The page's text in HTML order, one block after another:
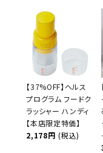
【37%OFF】ヘルス
プログラム フードク
ラッシャー ハンディ
【本店限定特価】
2,178円 (税込)